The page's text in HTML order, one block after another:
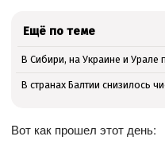
Ещё по теме
В Сибири, на Украине и
В странах Балтии снизилось
Вот как прошел этот день: